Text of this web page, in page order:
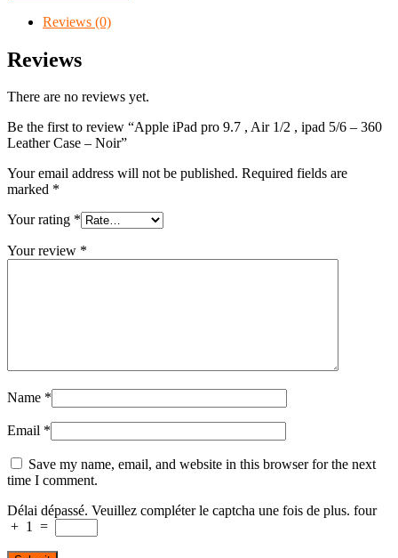
Reviews (0)
Reviews
There are no reviews yet.
Be the first to review “Apple iPad pro 9.7 , Air 1/2 , ipad 5/6 – 360
Leather Case – Noir”
Your email address will not be published. Required fields are
marked *
Your rating *
Your review *
Name *
Email *
Save my name, email, and website in this browser for the next
time I comment.
Délai dépassé. Veuillez compléter le captcha une fois de plus. four
+ 1 =